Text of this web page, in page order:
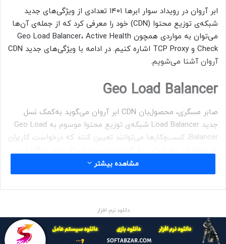
ابر آروان در رویداد سوار ابرها ۱۴۰۱ تعدادی از ویژگی‌های جدید
شبکه‌ی توزیع محتوا (CDN) خود را معرفی کرد که از جمله‌ی آن‌ها
می‌توان به مواردی همچون Geo Load Balancer، Active Health
Check و TCP Proxy اشاره کنیم. در ادامه با ویژگی‌های جدید CDN
آروان آشنا می‌شویم.
Geo Load Balancer
صابر مسگری، محصول‌بان CDN ابر آروان می‌گوید به‌کمک نسل
جدید Load Balancer شبکه‌ی توزیع محتوا موسوم به Geo Load
Balancer، کسب‌وکارها می‌توانند تعیین کنند که درخواست کاربران
مسگری، قابلیت جدید CDN آرمان با ظرفیت پاسخ‌گویی بسیار بالا،
می‌تواند بهترین وضعیت توزیع بار ترافیکی را فراهم سازد.
Active Health Check
با قابلیت Health Check جدید ابر آروان، هنگامی که یک یا چند
سرور از دسترس خارج می‌شود، کسب‌وکارها در کسری از ثانیه از
مشاهده بیشتر
دانلود نرم افزار